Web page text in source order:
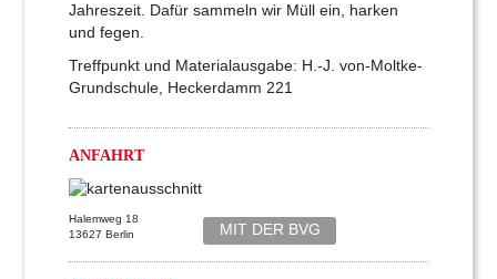
Jahreszeit. Dafür sammeln wir Müll ein, harken
und fegen.
Treffpunkt und Materialausgabe: H.-J. von-Moltke-
Grundschule, Heckerdamm 221
ANFAHRT
Halemweg 18
13627 Berlin
MIT DER BVG